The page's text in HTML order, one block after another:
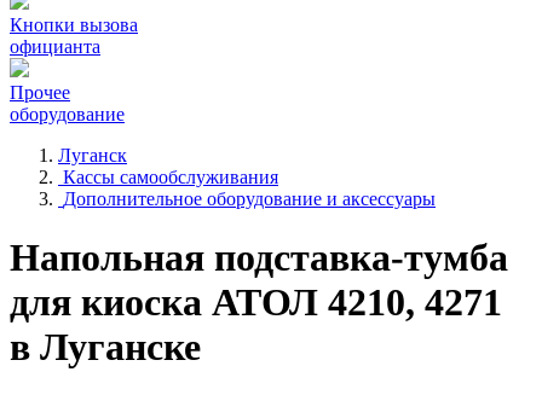
Кнопки вызова
официанта
Прочее
оборудование
Луганск
Кассы самообслуживания
Дополнительное оборудование и аксессуары
Напольная подставка-тумба
для киоска АТОЛ 4210, 4271
в Луганске